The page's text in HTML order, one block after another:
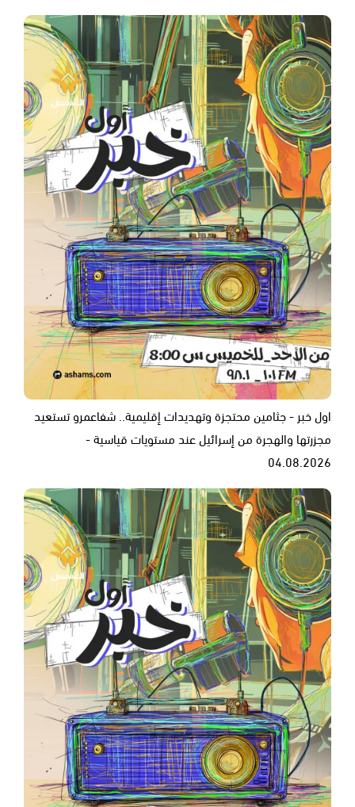
اول خبر - جثامين محتجزة وتهديدات إقليمية.. شفاعمرو تستعيد
مجزرتها والهجرة من إسرائيل عند مستويات قياسية -
04.08.2026